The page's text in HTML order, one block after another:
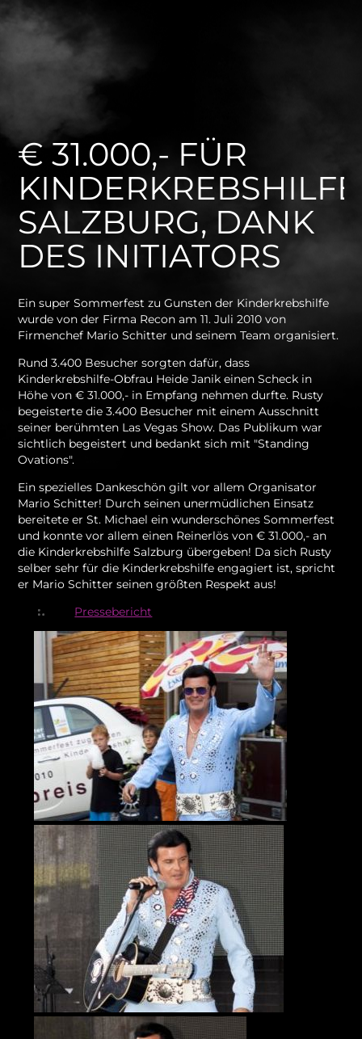
€ 31.000,- FÜR
KINDERKREBSHILFE
SALZBURG, DANK
DES INITIATORS
Ein super Sommerfest zu Gunsten der Kinderkrebshilfe
wurde von der Firma Recon am 11. Juli 2010 von
Firmenchef Mario Schitter und seinem Team organisiert.
Rund 3.400 Besucher sorgten dafür, dass
Kinderkrebshilfe-Obfrau Heide Janik einen Scheck in
Höhe von € 31.000,- in Empfang nehmen durfte. Rusty
begeisterte die 3.400 Besucher mit einem Ausschnitt
seiner berühmten Las Vegas Show. Das Publikum war
sichtlich begeistert und bedankt sich mit "Standing
Ovations".
Ein spezielles Dankeschön gilt vor allem Organisator
Mario Schitter! Durch seinen unermüdlichen Einsatz
bereitete er St. Michael ein wunderschönes Sommerfest
und konnte vor allem einen Reinerlös von € 31.000,- an
die Kinderkrebshilfe Salzburg übergeben! Da sich Rusty
selber sehr für die Kinderkrebshilfe engagiert ist, spricht
er Mario Schitter seinen größten Respekt aus!
Pressebericht